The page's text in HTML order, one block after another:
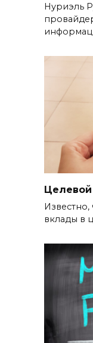
Нуриэль
Целевой
вклады в